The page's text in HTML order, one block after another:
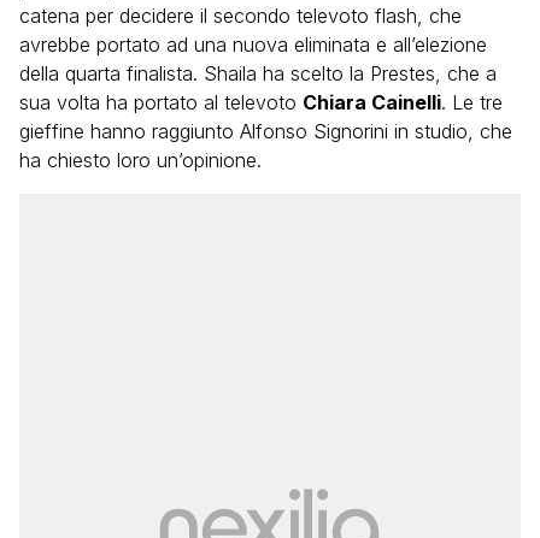
catena per decidere il secondo televoto flash, che
avrebbe portato ad una nuova eliminata e all’elezione
della quarta finalista. Shaila ha scelto la Prestes, che a
sua volta ha portato al televoto Chiara Cainelli. Le tre
gieffine hanno raggiunto Alfonso Signorini in studio, che
ha chiesto loro un’opinione.